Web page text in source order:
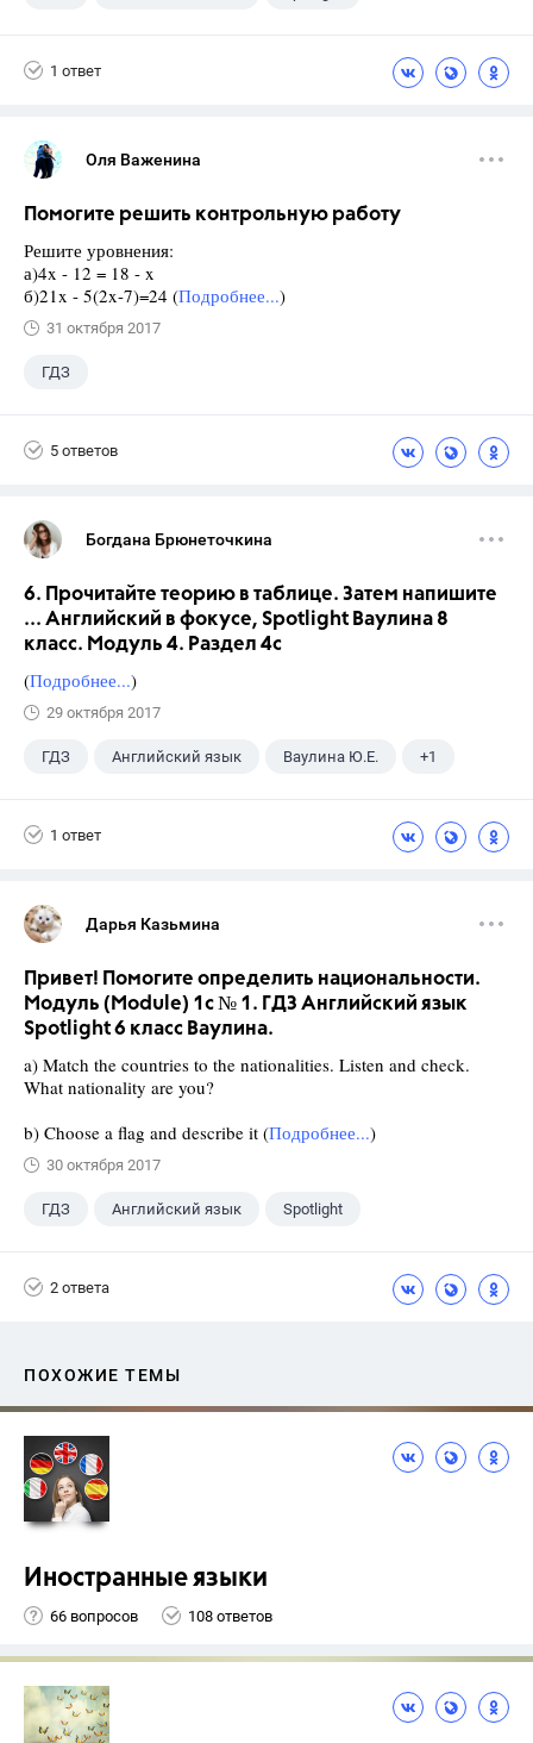
1 ответ
Оля Важенина
Помогите решить контрольную работу
Решите уровнения:
а)4x - 12 = 18 - x
б)21x - 5(2x-7)=24 (Подробнее...)
31 октября 2017
ГДЗ
5 ответов
Богдана Брюнеточкина
6. Прочитайте теорию в таблице. Затем напишите
... Английский в фокусе, Spotlight Ваулина 8
класс. Модуль 4. Раздел 4с
(Подробнее...)
29 октября 2017
ГДЗ Английский язык Ваулина Ю.Е. +1
1 ответ
Дарья Казьмина
Привет! Помогите определить национальности.
Модуль (Module) 1c № 1. ГДЗ Английский язык
Spotlight 6 класс Ваулина.
a) Match the countries to the nationalities. Listen and check.
What nationality are you?
b) Choose a flag and describe it (Подробнее...)
30 октября 2017
ГДЗ Английский язык Spotlight
2 ответа
ПОХОЖИЕ ТЕМЫ
Иностранные языки
66 вопросов 108 ответов